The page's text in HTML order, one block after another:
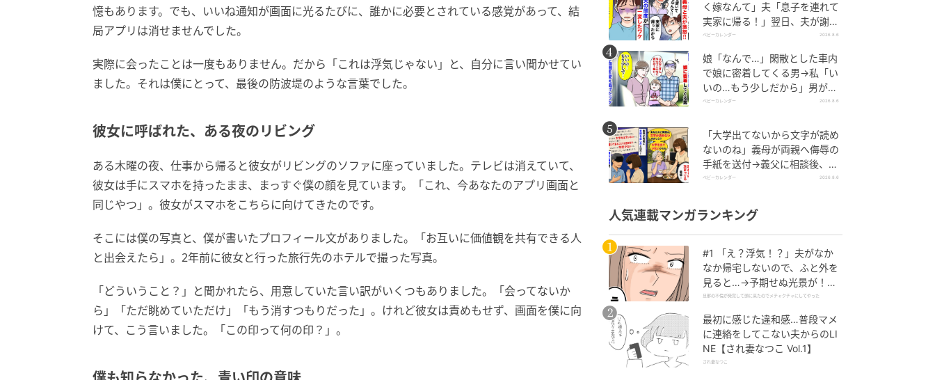
憶もあります。でも、いいね通知が画面に光るたびに、誰かに必要とされている感覚があって、結
局アプリは消せませんでした。
実際に会ったことは一度もありません。だから「これは浮気じゃない」と、自分に言い聞かせてい
ました。それは僕にとって、最後の防波堤のような言葉でした。
彼女に呼ばれた、ある夜のリビング
ある木曜の夜、仕事から帰ると彼女がリビングのソファに座っていました。テレビは消えていて、
彼女は手にスマホを持ったまま、まっすぐ僕の顔を見ています。「これ、今あなたのアプリ画面と
同じやつ」。彼女がスマホをこちらに向けてきたのです。
そこには僕の写真と、僕が書いたプロフィール文がありました。「お互いに価値観を共有できる人
と出会えたら」。2年前に彼女と行った旅行先のホテルで撮った写真。
「どういうこと？」と聞かれたら、用意していた言い訳がいくつもありました。「会ってないか
ら」「ただ眺めていただけ」「もう消すつもりだった」。けれど彼女は責めもせず、画面を僕に向
けて、こう言いました。「この印って何の印？」。
く嫁なんて」夫「息子を連れて
実家に帰る！」翌日、夫が謝罪
してきたワケ
ベビーカレンダー 2026.8.6
娘「なんで…」閑散とした車内
で娘に密着してくる男→私「い
いの…もう少しだから」男が血
相を変え逃げたワケ
ベビーカレンダー 2026.8.6
「大学出てないから文字が読め
ないのね」義母が両親へ侮辱の
手紙を送付→義父に相談後、訪
れた末路とは
ベビーカレンダー 2026.8.6
人気連載マンガランキング
#1 「え？浮気！？」夫がなか
なか帰宅しないので、ふと外を
見ると…→予期せぬ光景が！｜
旦那の不倫が発覚して頭に来た
旦那の不倫が発覚して頭に来たのでメチャクチャにしてやった
最初に感じた違和感…普段マメ
に連絡をしてこない夫からのLI
NE【され妻なつこ Vol.1】
され妻なつこ